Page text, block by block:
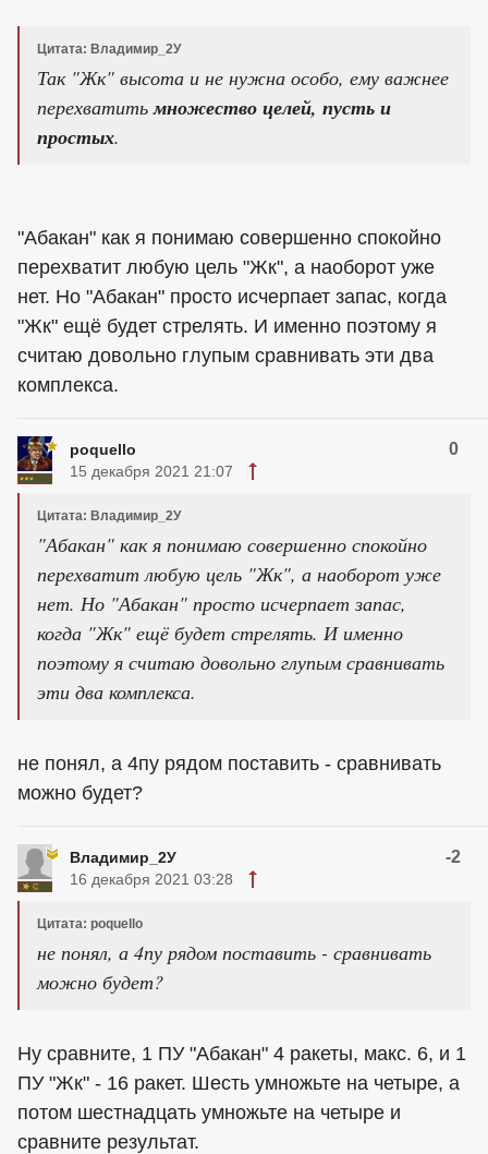
Цитата: Владимир_2У
Так "Жк" высота и не нужна особо, ему важнее
перехватитьмножество целей, пусть и
простых.
"Абакан" как я понимаю совершенно спокойно
перехватит любую цель "Жк", а наоборот уже
нет. Но "Абакан" просто исчерпает запас, когда
"Жк" ещё будет стрелять. И именно поэтому я
считаю довольно глупым сравнивать эти два
комплекса.
poquello 0
15 декабря 2021 21:07
Цитата: Владимир_2У
"Абакан" как я понимаю совершенно спокойно
перехватит любую цель "Жк", а наоборот уже
нет. Но "Абакан" просто исчерпает запас,
когда "Жк" ещё будет стрелять. И именно
поэтому я считаю довольно глупым сравнивать
эти два комплекса.
не понял, а 4пу рядом поставить - сравнивать
можно будет?
Владимир_2У -2
16 декабря 2021 03:28
Цитата: poquello
не понял, а 4пу рядом поставить - сравнивать
можно будет?
Ну сравните, 1 ПУ "Абакан" 4 ракеты, макс. 6, и 1
ПУ "Жк" - 16 ракет. Шесть умножьте на четыре, а
потом шестнадцать умножьте на четыре и
сравните результат.